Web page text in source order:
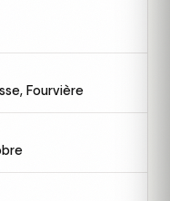
Fourvière